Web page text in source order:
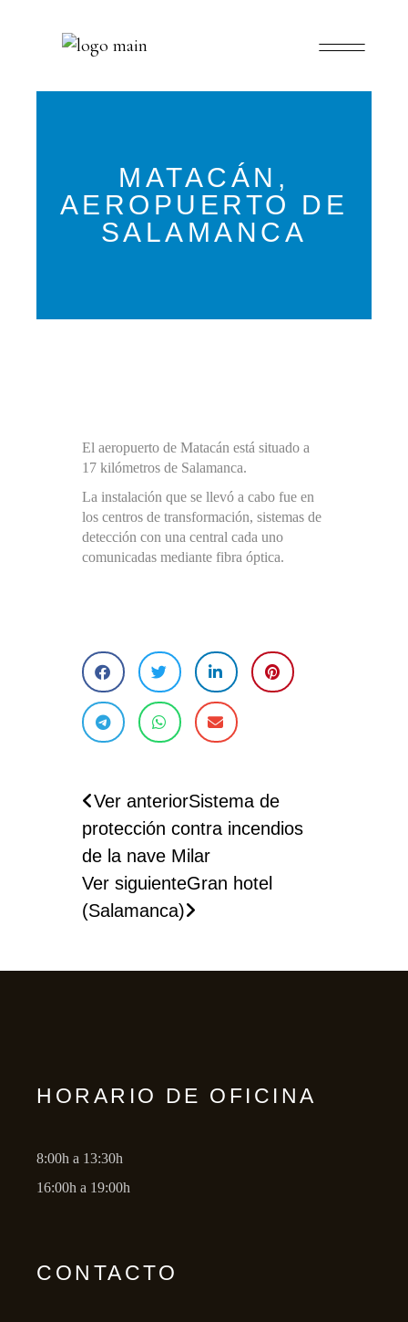
MATACÁN,
AEROPUERTO DE
SALAMANCA
El aeropuerto de Matacán está situado a
17 kilómetros de Salamanca.
La instalación que se llevó a cabo fue en
los centros de transformación, sistemas de
detección con una central cada uno
comunicadas mediante fibra óptica.
Ver anteriorSistema de
protección contra incendios
de la nave Milar
Ver siguienteGran hotel
(Salamanca)
HORARIO DE OFICINA
8:00h a 13:30h
16:00h a 19:00h
CONTACTO